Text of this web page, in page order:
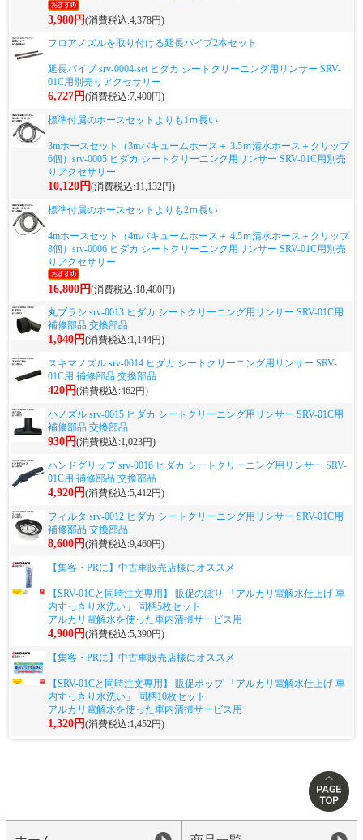
3,980円(消費税込:4,378円)
フロアノズルを取り付ける延長パイプ2本セット
延長パイプ srv-0004-set ヒダカ シートクリーニング用リンサー SRV-
01C用別売りアクセサリー
6,727円(消費税込:7,400円)
標準付属のホースセットよりも1ｍ長い
3mホースセット（3mバキュームホース＋ 3.5ｍ清水ホース＋クリップ
6個）srv-0005 ヒダカ シートクリーニング用リンサー SRV-01C用別売
りアクセサリー
10,120円(消費税込:11,132円)
標準付属のホースセットよりも2ｍ長い
4mホースセット（4mバキュームホース＋ 4.5ｍ清水ホース＋クリップ
8個）srv-0006 ヒダカ シートクリーニング用リンサー SRV-01C用別売
りアクセサリー
16,800円(消費税込:18,480円)
丸ブラシ srv-0013 ヒダカ シートクリーニング用リンサー SRV-01C用
補修部品 交換部品
1,040円(消費税込:1,144円)
スキマノズル srv-0014 ヒダカ シートクリーニング用リンサー SRV-
01C用 補修部品 交換部品
420円(消費税込:462円)
小ノズル srv-0015 ヒダカ シートクリーニング用リンサー SRV-01C用
補修部品 交換部品
930円(消費税込:1,023円)
ハンドグリップ srv-0016 ヒダカ シートクリーニング用リンサー SRV-
01C用 補修部品 交換部品
4,920円(消費税込:5,412円)
フィルタ srv-0012 ヒダカ シートクリーニング用リンサー SRV-01C用
補修部品 交換部品
8,600円(消費税込:9,460円)
【集客・PRに】中古車販売店様にオススメ
【SRV-01Cと同時注文専用】 販促のぼり 「アルカリ電解水仕上げ 車
内すっきり水洗い」 同柄5枚セット
アルカリ電解水を使った車内清掃サービス用
4,900円(消費税込:5,390円)
【集客・PRに】中古車販売店様にオススメ
【SRV-01Cと同時注文専用】 販促ポップ 「アルカリ電解水仕上げ 車
内すっきり水洗い」 同柄10枚セット
アルカリ電解水を使った車内清掃サービス用
1,320円(消費税込:1,452円)